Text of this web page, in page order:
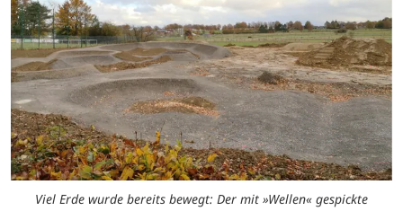
Viel Erde wurde bereits bewegt: Der mit »Wellen« gespickte